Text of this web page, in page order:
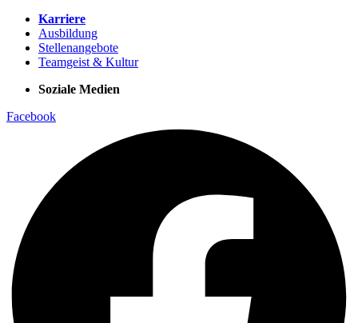
Karriere
Ausbildung
Stellenangebote
Teamgeist & Kultur
Soziale Medien
Facebook